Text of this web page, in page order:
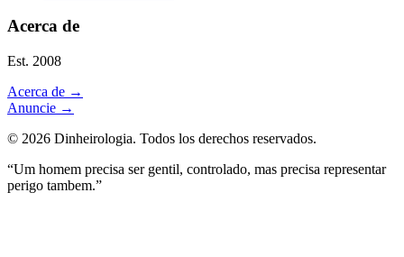
Acerca de
Est. 2008
Acerca de →
Anuncie →
© 2026 Dinheirologia. Todos los derechos reservados.
“Um homem precisa ser gentil, controlado, mas precisa representar
perigo tambem.”